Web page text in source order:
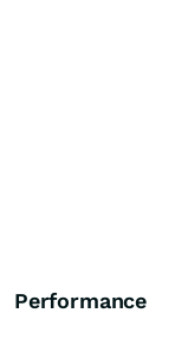
Performance